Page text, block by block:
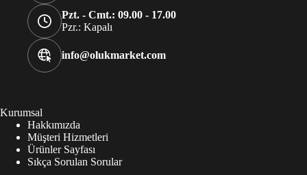
Pzt. - Cmt.: 09.00 - 17.00
Pzr.: Kapalı
info@olukmarket.com
Kurumsal
Hakkımızda
Müşteri Hizmetleri
Ürünler Sayfası
Sıkça Sorulan Sorular